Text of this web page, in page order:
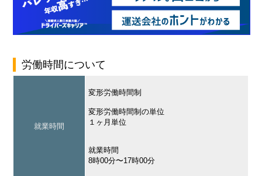
労働時間について
就業時間
変形労働時間制
変形労働時間制の単位
１ヶ月単位
就業時間
8時00分〜17時00分